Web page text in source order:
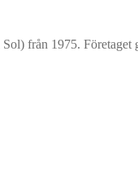
från 1975.